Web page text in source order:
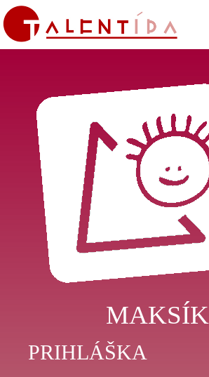
MAKSÍK
PRIHLÁŠKA